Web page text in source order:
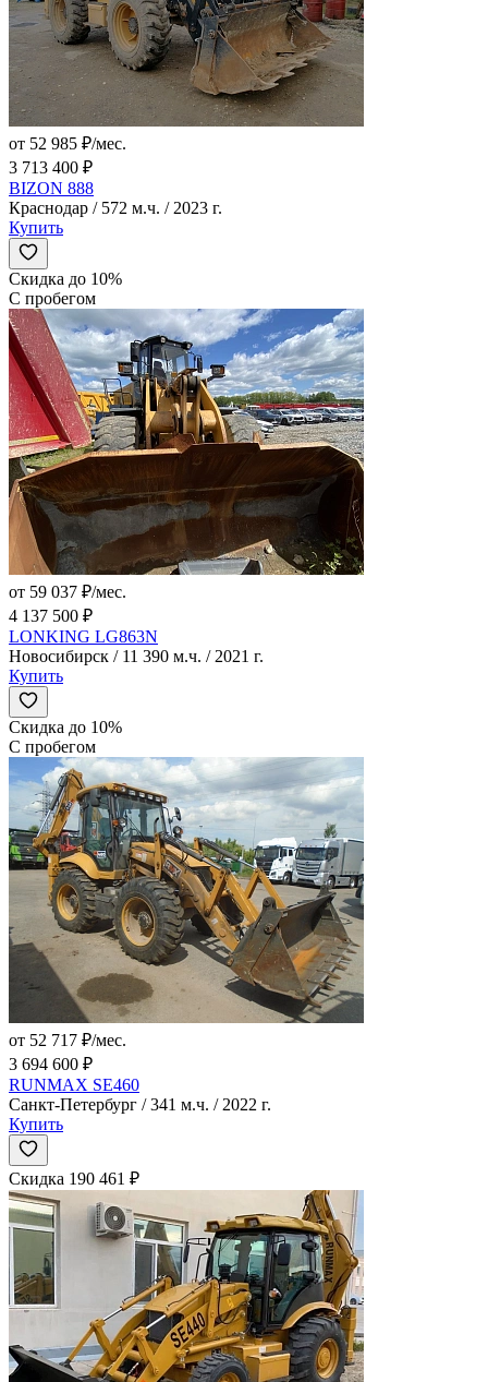
от 52 985 ₽/мес.
3 713 400 ₽
BIZON 888
Краснодар / 572 м.ч. / 2023 г.
Купить
Скидка до 10%
С пробегом
от 59 037 ₽/мес.
4 137 500 ₽
LONKING LG863N
Новосибирск / 11 390 м.ч. / 2021 г.
Купить
Скидка до 10%
С пробегом
от 52 717 ₽/мес.
3 694 600 ₽
RUNMAX SE460
Санкт-Петербург / 341 м.ч. / 2022 г.
Купить
Скидка 190 461 ₽